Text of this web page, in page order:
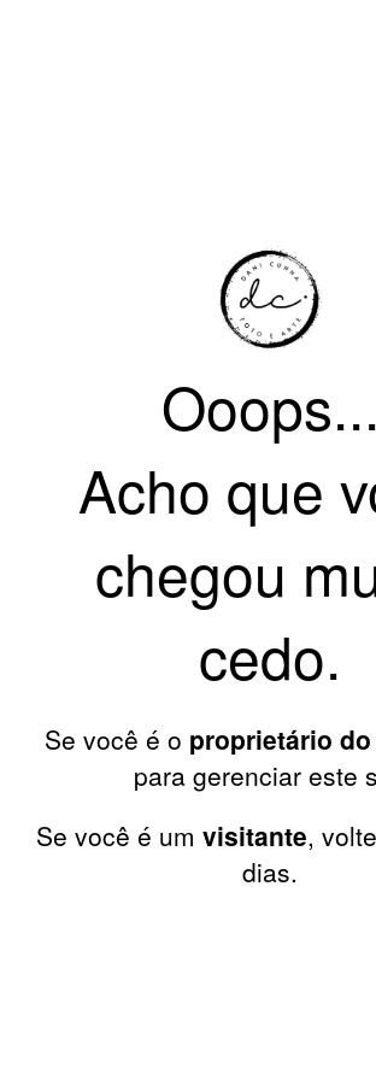
Ooops...
Acho que
chegou
cedo.
Se você é o proprietário
para gerenciar este
Se você é um visitante,
dias.